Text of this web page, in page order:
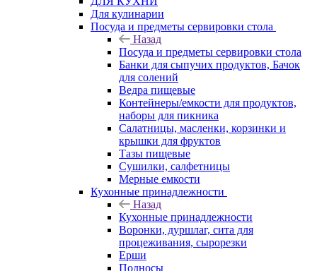
Для кулинарии
Посуда и предметы сервировки стола
Назад
Посуда и предметы сервировки стола
Банки для сыпучих продуктов, Бачок
для солений
Ведра пищевые
Контейнеры/емкости для продуктов,
наборы для пикника
Салатницы, масленки, корзинки и
крышки для фруктов
Тазы пищевые
Сушилки, салфетницы
Мерные емкости
Кухонные принадлежности
Назад
Кухонные принадлежности
Воронки, дуршлаг, сита для
процеживания, сырорезки
Ерши
Подносы